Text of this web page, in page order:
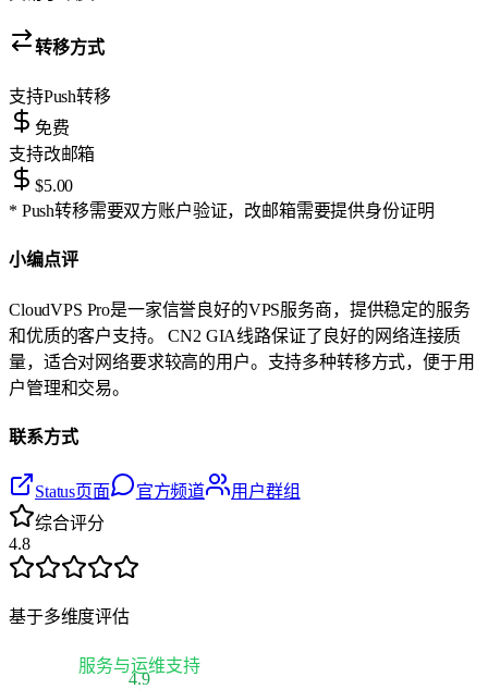
转移方式
支持Push转移
免费
支持改邮箱
$5.00
* Push转移需要双方账户验证，改邮箱需要提供身份证明
小编点评
CloudVPS Pro是一家信誉良好的VPS服务商，提供稳定的服务
和优质的客户支持。 CN2 GIA线路保证了良好的网络连接质
量，适合对网络要求较高的用户。支持多种转移方式，便于用
户管理和交易。
联系方式
Status页面 官方频道
用户群组
综合评分
4.8
基于多维度评估
服务与运维支持
4.9